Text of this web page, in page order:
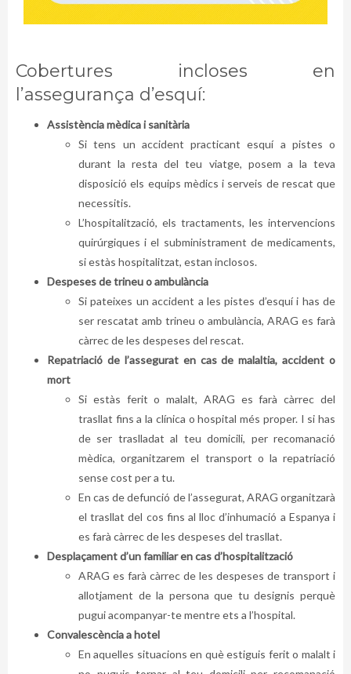
Cobertures incloses en
l’assegurança d’esquí:
Assistència mèdica i sanitària
Si tens un accident practicant esquí a pistes o
durant la resta del teu viatge, posem a la teva
disposició els equips mèdics i serveis de rescat que
necessitis.
L’hospitalització, els tractaments, les intervencions
quirúrgiques i el subministrament de medicaments,
si estàs hospitalitzat, estan inclosos.
Despeses de trineu o ambulància
Si pateixes un accident a les pistes d’esquí i has de
ser rescatat amb trineu o ambulància, ARAG es farà
càrrec de les despeses del rescat.
Repatriació de l’assegurat en cas de malaltia, accident o
mort
Si estàs ferit o malalt, ARAG es farà càrrec del
trasllat fins a la clínica o hospital més proper. I si has
de ser traslladat al teu domicili, per recomanació
mèdica, organitzarem el transport o la repatriació
sense cost per a tu.
En cas de defunció de l’assegurat, ARAG organitzarà
el trasllat del cos fins al lloc d’inhumació a Espanya i
es farà càrrec de les despeses del trasllat.
Desplaçament d’un familiar en cas d’hospitalització
ARAG es farà càrrec de les despeses de transport i
allotjament de la persona que tu designis perquè
pugui acompanyar-te mentre ets a l’hospital.
Convalescència a hotel
En aquelles situacions en què estiguis ferit o malalt i